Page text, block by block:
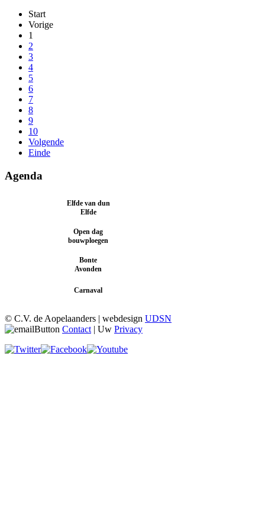
Start
Vorige
1
2
3
4
5
6
7
8
9
10
Volgende
Einde
Agenda
Elfde van dun
Elfde
Open dag
bouwploegen
Bonte
Avonden
Carnaval
© C.V. de Aopelaanders | webdesign UDSN
Contact | Uw Privacy